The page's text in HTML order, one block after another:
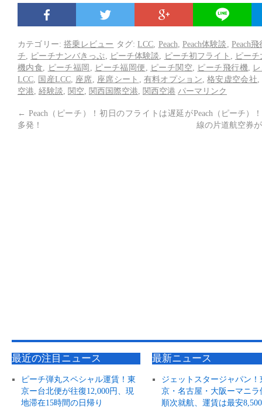
カテゴリー:搭乗レビュー タグ:LCC Peach Peach体験談
Peach
チ
ピーチナンバきっぷ ピーチ体験談 ピーチ初フライト
ピー
機内食
ピーチ福岡 ピーチ福岡便 ピーチ関空 ピーチ飛行機
LCC
国産LCC, 座席 座席シート 有料オプション ,格安虚空会社
空港 経験談 関空 関西国際空港 関西空港 パーマリンク
← Peach（ピーチ）！初日のフライトは遅延が
多発！
Peach（ピーチ）
線の片道航空券
最近の注目ニュース
ピーチ弾丸スペシャル運賃！東
京ー台北便が往復12,000円、現
地滞在15時間の日帰り
最新ニュース
ジェットスタージャパン！
京・名古屋・大阪ーマニラ
順次就航、運賃は最安